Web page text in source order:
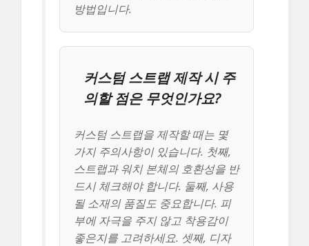
방법입니다.
커스텀 스트랩 제작 시 주
의할 점은 무엇인가요?
커스텀 스트랩을 제작할 때는 몇
가지 주의사항이 있습니다. 첫째,
스트랩과 워치 본체의 호환성을 반
드시 체크해야 합니다. 둘째, 사용
될 소재의 품질도 중요합니다. 피
부에 자극을 주지 않고 착용감이
좋은지를 고려하세요. 셋째, 디자